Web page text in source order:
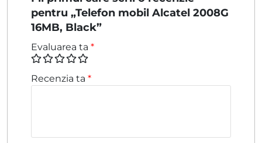
pentru „Telefon mobil Alcatel 2008G
16MB, Black”
Evaluarea ta *
Recenzia ta *